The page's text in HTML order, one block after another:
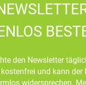
den Newsletter
und kann der
widersprechen.